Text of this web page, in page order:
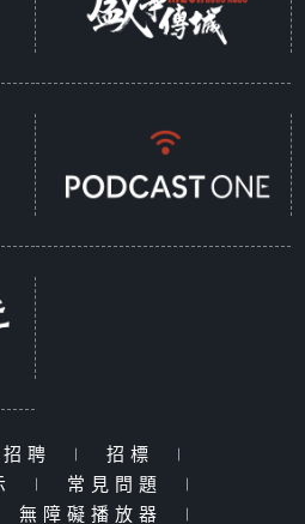
招聘 | 招標
|
| 常見問題
|
無障礙播放器 |